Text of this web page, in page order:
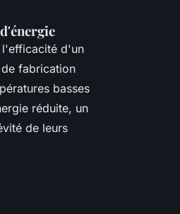
l'efficacité d'un
fabrication
basses
réduite, un
de leurs